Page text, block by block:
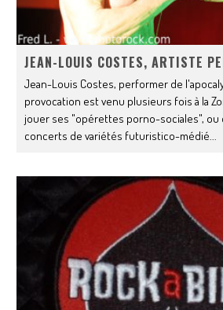
JEAN-LOUIS COSTES, ARTISTE
Jean-Louis Costes, performer de
provocation est venu plusieurs fois à la
jouer ses "opérettes porno-sociales", ou
concerts de variétés futuristico-médié...